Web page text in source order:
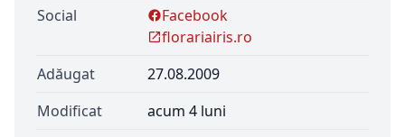
Social
Facebook
florariairis.ro
Adăugat
27.08.2009
Modificat
acum 4 luni